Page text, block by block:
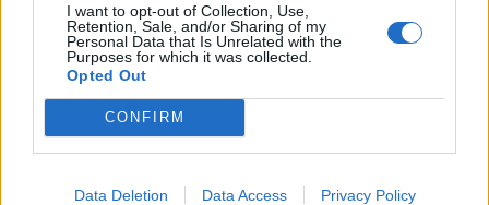
I want to opt-out of Collection, Use,
Retention, Sale, and/or Sharing of my
Personal Data that Is Unrelated with the
Purposes for which it was collected.
Opted Out
CONFIRM
Data Deletion Data Access Privacy Policy